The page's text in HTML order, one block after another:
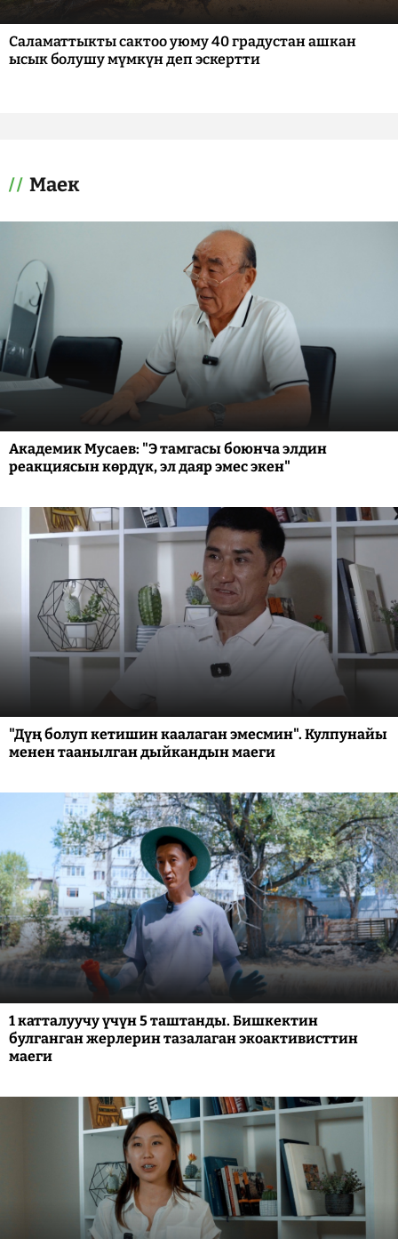
Саламаттыкты сактоо уюму 40 градустан ашкан
ысык болушу мүмкүн деп эскертти
Маек
Академик Мусаев: "Э тамгасы боюнча элдин
реакциясын көрдүк, эл даяр эмес экен"
"Дүң болуп кетишин каалаган эмесмин". Кулпунайы
менен таанылган дыйкандын маеги
1 катталуучу үчүн 5 таштанды. Бишкектин
булганган жерлерин тазалаган экоактивисттин
маеги